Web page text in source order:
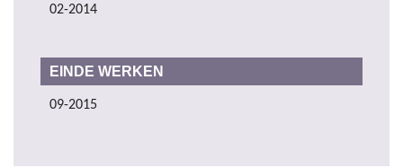
02-2014
EINDE WERKEN
09-2015